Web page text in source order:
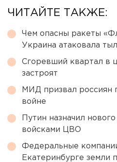
ЧИТАЙТЕ ТАКЖЕ:
Чем опасны ракеты
Украина атаковала
Сгоревший квартал в
застроят
МИД призвал россиян
войне
Путин назначил
войсками ЦВО
Федеральные
Екатеринбурге земли